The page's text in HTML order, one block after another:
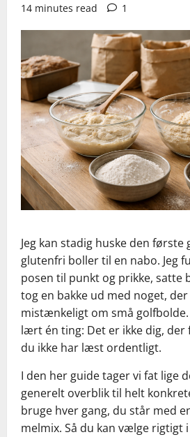
14 minutes read
1
Jeg kan stadig huske den første
glutenfri boller til en nabo. Jeg
posen til punkt og prikke, satte
tog en bakke ud med noget,
mistænkeligt om små
lært én ting: Det er ikke dig, der
du ikke har læst ordentligt.
I den her guide tager vi fat lige
generelt overblik til helt
bruge hver gang, du står med
melmix. Så du kan vælge rigtigt